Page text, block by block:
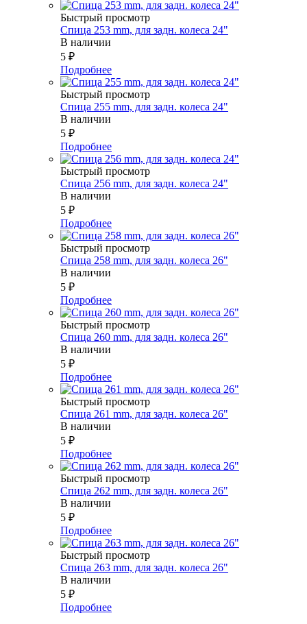
Быстрый просмотр
Спица 253 mm, для задн. колеса 24"
В наличии
5 ₽
Подробнее
Быстрый просмотр
Спица 255 mm, для задн. колеса 24"
В наличии
5 ₽
Подробнее
Быстрый просмотр
Спица 256 mm, для задн. колеса 24"
В наличии
5 ₽
Подробнее
Быстрый просмотр
Спица 258 mm, для задн. колеса 26"
В наличии
5 ₽
Подробнее
Быстрый просмотр
Спица 260 mm, для задн. колеса 26"
В наличии
5 ₽
Подробнее
Быстрый просмотр
Спица 261 mm, для задн. колеса 26"
В наличии
5 ₽
Подробнее
Быстрый просмотр
Спица 262 mm, для задн. колеса 26"
В наличии
5 ₽
Подробнее
Быстрый просмотр
Спица 263 mm, для задн. колеса 26"
В наличии
5 ₽
Подробнее